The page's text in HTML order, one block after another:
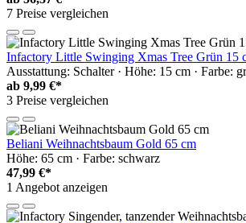
7 Preise vergleichen
Infactory Little Swinging Xmas Tree Grün 15
Ausstattung: Schalter · Höhe: 15 cm · Farbe:
ab 9,99 €*
3 Preise vergleichen
Beliani Weihnachtsbaum Gold 65 cm
Höhe: 65 cm · Farbe: schwarz
47,99 €*
1 Angebot anzeigen